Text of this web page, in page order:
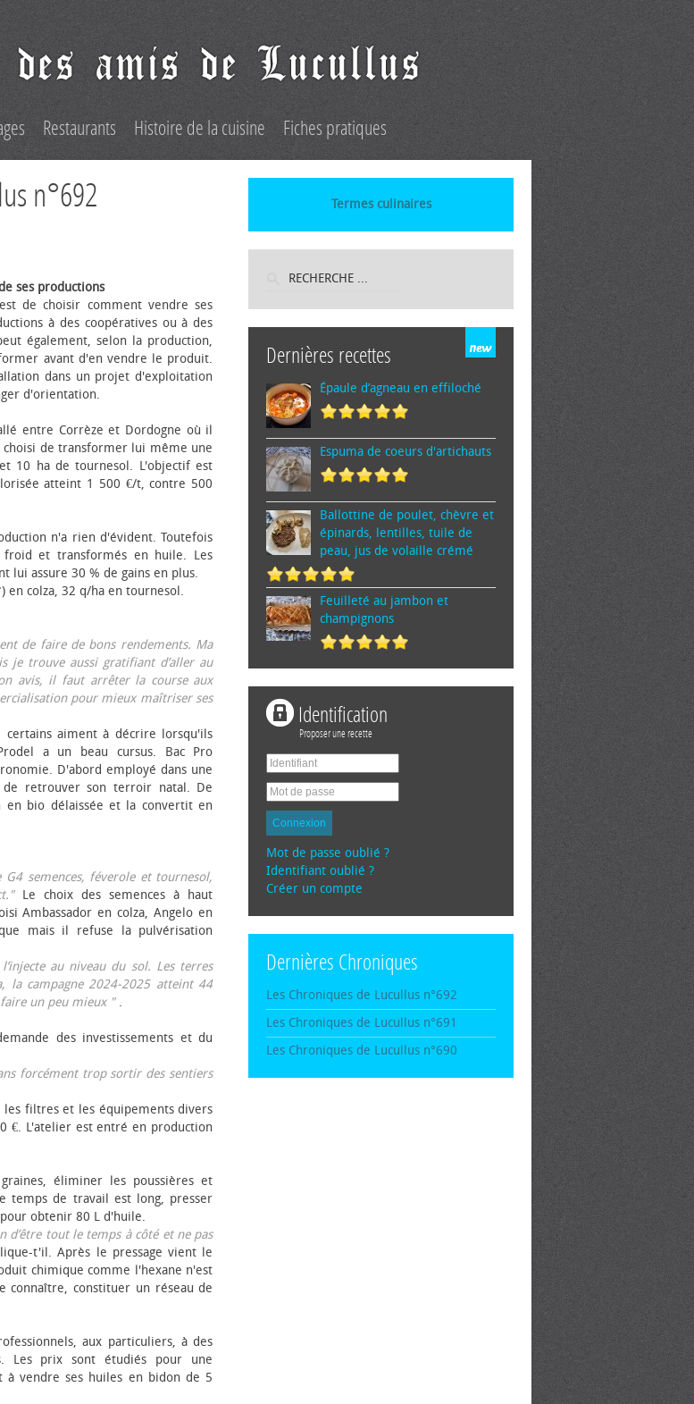
Restaurants Histoire de la cuisine Fiches pratiques
n°692
ses productions
de choisir comment vendre ses
à des coopératives ou à des
également, selon la production,
avant d'en vendre le produit.
dans un projet d'exploitation
d'orientation.
entre Corrèze et Dordogne où il
de transformer lui même une
10 ha de tournesol. L'objectif est
atteint 1 500 €/t, contre 500
n'a rien d'évident. Toutefois
et transformés en huile. Les
lui assure 30 % de gains en plus.
en colza, 32 q/ha en tournesol.
de faire de bons rendements. Ma
je trouve aussi gratifiant d’aller au
avis, il faut arrêter la course aux
pour mieux maîtriser ses
aiment à décrire lorsqu'ils
a un beau cursus. Bac Pro
D'abord employé dans une
de retrouver son terroir natal. De
bio délaissée et la convertit en
semences, féverole et tournesol,
Le choix des semences à haut
Ambassador en colza, Angelo en
mais il refuse la pulvérisation
au niveau du sol. Les terres
la campagne 2024-2025 atteint 44
un peu mieux ".
des investissements et du
forcément trop sortir des sentiers
les filtres et les équipements divers
€. L'atelier est entré en production
éliminer les poussières et
temps de travail est long, presser
obtenir 80 L d'huile.
d’être tout le temps à côté et ne pas
t'il. Après le pressage vient le
chimique comme l'hexane n'est
constituer un réseau de
aux particuliers, à des
Les prix sont étudiés pour une
vendre ses huiles en bidon de 5
Termes culinaires
Dernières recettes
Épaule d’agneau en effiloché
Espuma de cœurs d'artichauts
Ballottine de poulet, chèvre et
épinards, lentilles, tuile de
peau, jus de volaille crémé
Feuilleté au jambon et
champignons
Identification
Proposer une recette
Connexion
Mot de passe oublié ?
Identifiant oublié ?
Créer un compte
Dernières Chroniques
Les Chroniques de Lucullus n°692
Les Chroniques de Lucullus n°691
Les Chroniques de Lucullus n°690